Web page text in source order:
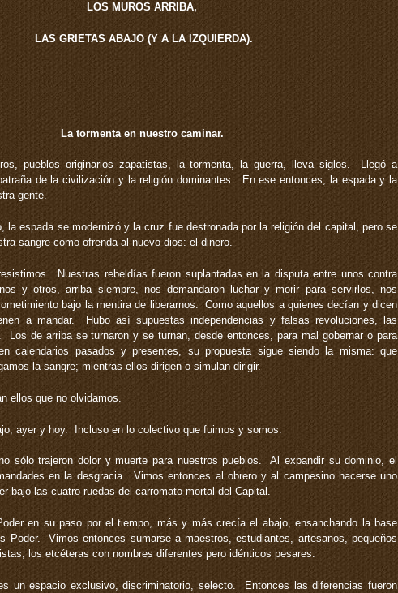
LOS MUROS ARRIBA,
LAS GRIETAS ABAJO (Y A LA IZQUIERDA).
La tormenta en nuestro caminar.
pueblos originarios zapatistas, la tormenta, la guerra, lleva siglos. Llegó a
de la civilización y la religión dominantes. En ese entonces, la espada y la
gente.
la espada se modernizó y la cruz fue destronada por la religión del capital, pero se
sangre como ofrenda al nuevo dios: el dinero.
Nuestras rebeldías fueron suplantadas en la disputa entre unos contra
y otros, arriba siempre, nos demandaron luchar y morir para servirlos, nos
bajo la mentira de liberarnos. Como aquellos a quienes decían y dicen
a mandar. Hubo así supuestas independencias y falsas revoluciones, las
Los de arriba se turnaron y se turnan, desde entonces, para mal gobernar o para
calendarios pasados y presentes, su propuesta sigue siendo la misma: que
la sangre; mientras ellos dirigen o simulan dirigir.
ellos que no olvidamos.
ayer y hoy. Incluso en lo colectivo que fuimos y somos.
sólo trajeron dolor y muerte para nuestros pueblos. Al expandir su dominio, el
en la desgracia. Vimos entonces al obrero y al campesino hacerse uno
bajo las cuatro ruedas del carromato mortal del Capital.
en su paso por el tiempo, más y más crecía el abajo, ensanchando la base
Poder. Vimos entonces sumarse a maestros, estudiantes, artesanos, pequeños
los etcéteras con nombres diferentes pero idénticos pesares.
un espacio exclusivo, discriminatorio, selecto. Entonces las diferencias fueron